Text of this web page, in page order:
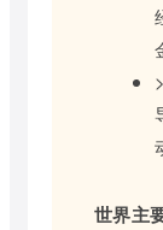
世界主